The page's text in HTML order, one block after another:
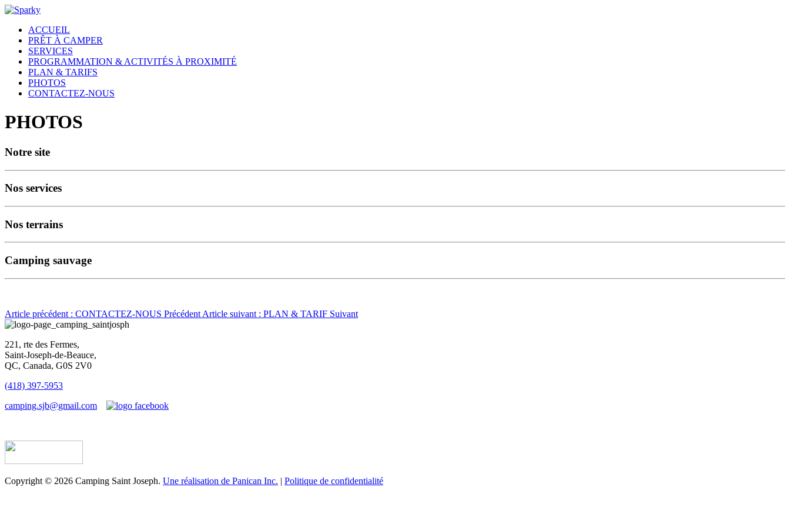
ACCUEIL
PRÊT À CAMPER
SERVICES
PROGRAMMATION & ACTIVITÉS À PROXIMITÉ
PLAN & TARIFS
PHOTOS
CONTACTEZ-NOUS
PHOTOS
Notre site
Nos services
Nos terrains
Camping sauvage
Article précédent : CONTACTEZ-NOUS Précédent Article suivant : PLAN & TARIF Suivant
221, rte des Fermes,
Saint-Joseph-de-Beauce,
QC, Canada, G0S 2V0
(418) 397-5953
camping.sjb@gmail.com
Copyright © 2026 Camping Saint Joseph. Une réalisation de Panican Inc. | Politique de confidentialité